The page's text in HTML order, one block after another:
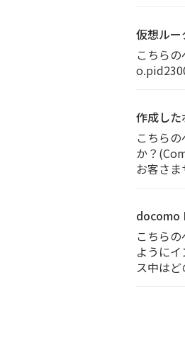
仮想ルー
こちら
作成し
こちら
か？
お客さま
docomo
こちら
ように
ス中は